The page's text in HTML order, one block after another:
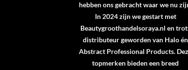
hebben ons gebracht waar we nu
In 2024 zijn we gestart met
Beautygroothandelsoraya.nl en
distributeur geworden van Haloén
Abstract Professional Products.
topmerken bieden een breed